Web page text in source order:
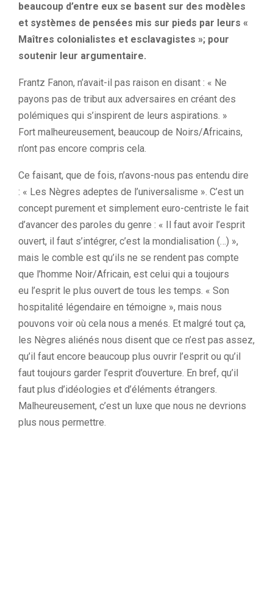
beaucoup d’entre eux se basent sur des modèles
et systèmes de pensées mis sur pieds par leurs «
Maîtres colonialistes et esclavagistes »; pour
soutenir leur argumentaire.
Frantz Fanon, n’avait-il pas raison en disant : « Ne
payons pas de tribut aux adversaires en créant des
polémiques qui s’inspirent de leurs aspirations. »
Fort malheureusement, beaucoup de Noirs/Africains,
n’ont pas encore compris cela.
Ce faisant, que de fois, n’avons-nous pas entendu dire
: « Les Nègres adeptes de l’universalisme ». C’est un
concept purement et simplement euro-centriste le fait
d’avancer des paroles du genre : « Il faut avoir l’esprit
ouvert, il faut s’intégrer, c’est la mondialisation (…) »,
mais le comble est qu’ils ne se rendent pas compte
que l’homme Noir/Africain, est celui qui a toujours
eu l’esprit le plus ouvert de tous les temps. « Son
hospitalité légendaire en témoigne », mais nous
pouvons voir où cela nous a menés. Et malgré tout ça,
les Nègres aliénés nous disent que ce n’est pas assez,
qu’il faut encore beaucoup plus ouvrir l’esprit ou qu’il
faut toujours garder l’esprit d’ouverture. En bref, qu’il
faut plus d’idéologies et d’éléments étrangers.
Malheureusement, c’est un luxe que nous ne devrions
plus nous permettre.